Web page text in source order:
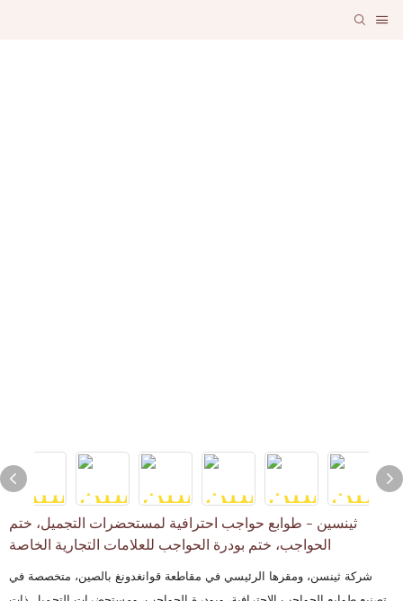
ثينسين - طوابع حواجب احترافية لمستحضرات التجميل، ختم
الحواجب، ختم بودرة الحواجب للعلامات التجارية الخاصة
شركة ثينسن، ومقرها الرئيسي في مقاطعة قوانغدونغ بالصين، متخصصة في